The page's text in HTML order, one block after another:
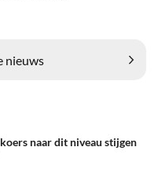
nieuws
naar dit niveau stijgen